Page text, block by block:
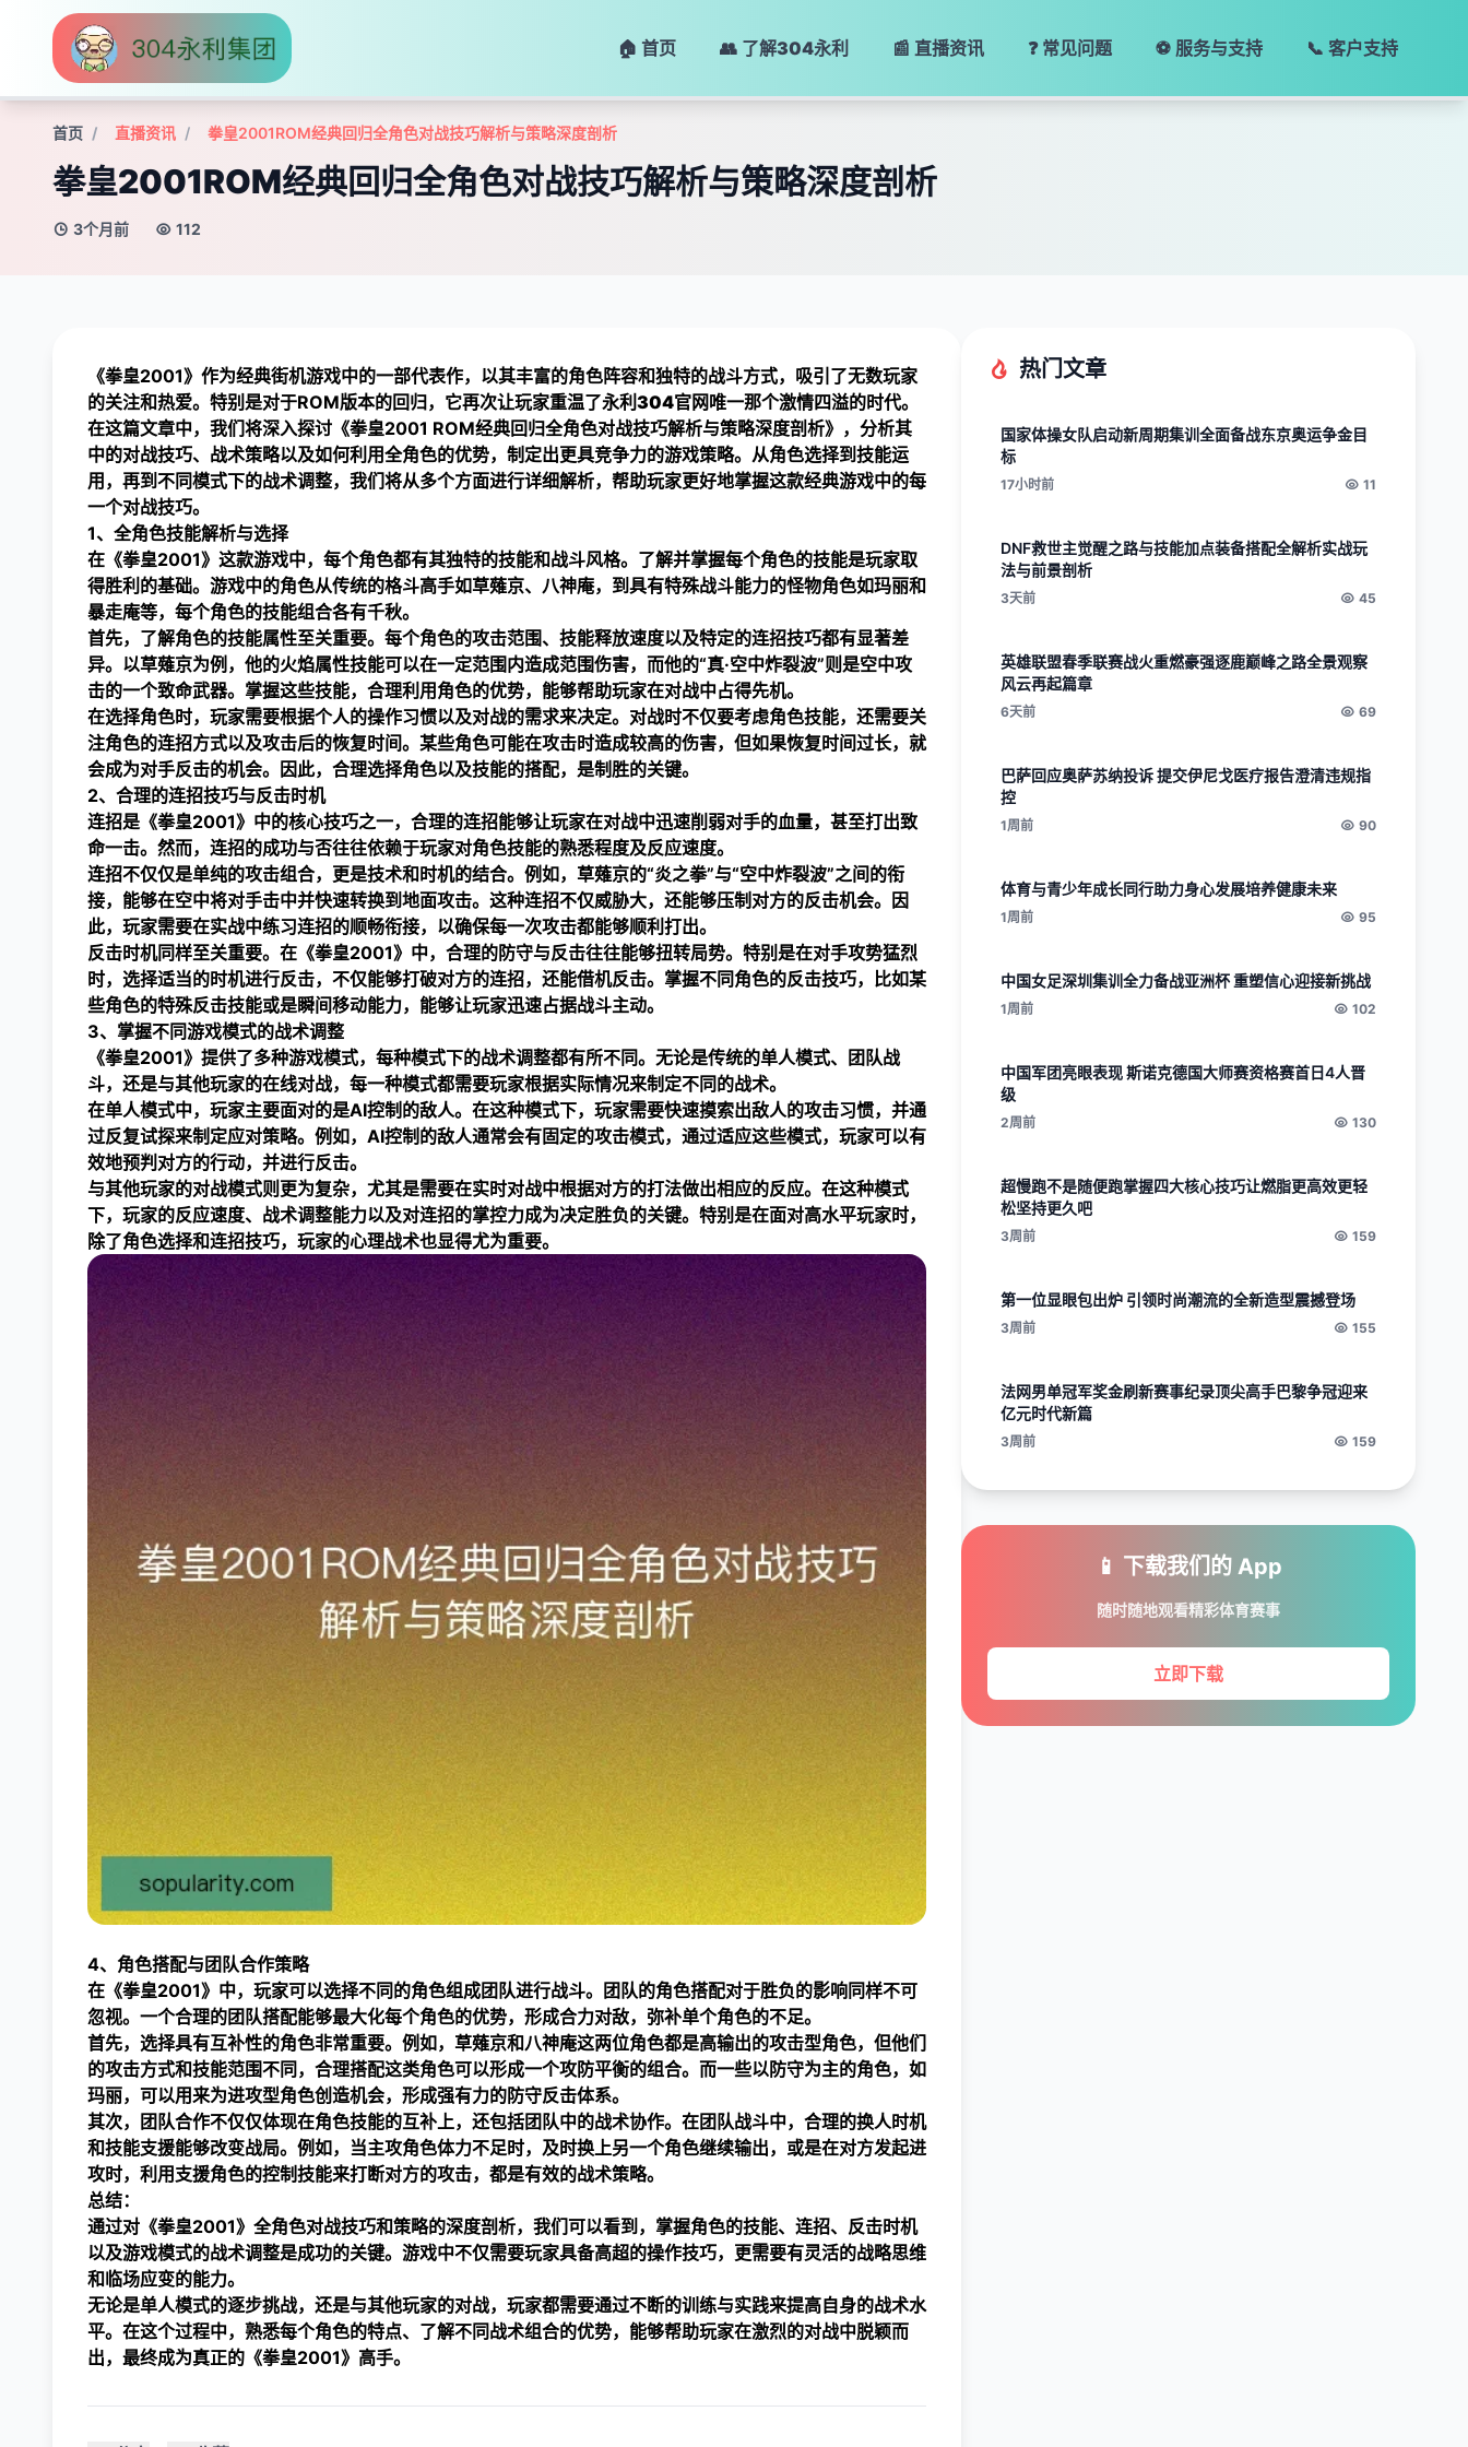
🏠 首页 👥 了解304永利 📰 直播资讯 ❓ 常见问题 ⚽ 服务与支持 📞 客户支持
首页 直播资讯 拳皇2001ROM经典回归全角色对战技巧解析与策略深度剖析
拳皇2001ROM经典回归全角色对战技巧解析与策略深度剖析
3个月前 112
《拳皇2001》作为经典街机游戏中的一部代表作，以其丰富的角色阵容和独特的战斗方式，吸引了无数玩家
的关注和热爱。特别是对于ROM版本的回归，它再次让玩家重温了永利304官网唯一那个激情四溢的时代。
在这篇文章中，我们将深入探讨《拳皇2001 ROM经典回归全角色对战技巧解析与策略深度剖析》，分析其
中的对战技巧、战术策略以及如何利用全角色的优势，制定出更具竞争力的游戏策略。从角色选择到技能运
用，再到不同模式下的战术调整，我们将从多个方面进行详细解析，帮助玩家更好地掌握这款经典游戏中的每
一个对战技巧。
1、全角色技能解析与选择
在《拳皇2001》这款游戏中，每个角色都有其独特的技能和战斗风格。了解并掌握每个角色的技能是玩家取
得胜利的基础。游戏中的角色从传统的格斗高手如草薙京、八神庵，到具有特殊战斗能力的怪物角色如玛丽和
暴走庵等，每个角色的技能组合各有千秋。
首先，了解角色的技能属性至关重要。每个角色的攻击范围、技能释放速度以及特定的连招技巧都有显著差
异。以草薙京为例，他的火焰属性技能可以在一定范围内造成范围伤害，而他的“真·空中炸裂波”则是空中攻
击的一个致命武器。掌握这些技能，合理利用角色的优势，能够帮助玩家在对战中占得先机。
在选择角色时，玩家需要根据个人的操作习惯以及对战的需求来决定。对战时不仅要考虑角色技能，还需要关
注角色的连招方式以及攻击后的恢复时间。某些角色可能在攻击时造成较高的伤害，但如果恢复时间过长，就
会成为对手反击的机会。因此，合理选择角色以及技能的搭配，是制胜的关键。
2、合理的连招技巧与反击时机
连招是《拳皇2001》中的核心技巧之一，合理的连招能够让玩家在对战中迅速削弱对手的血量，甚至打出致
命一击。然而，连招的成功与否往往依赖于玩家对角色技能的熟悉程度及反应速度。
连招不仅仅是单纯的攻击组合，更是技术和时机的结合。例如，草薙京的“炎之拳”与“空中炸裂波”之间的衔
接，能够在空中将对手击中并快速转换到地面攻击。这种连招不仅威胁大，还能够压制对方的反击机会。因
此，玩家需要在实战中练习连招的顺畅衔接，以确保每一次攻击都能够顺利打出。
反击时机同样至关重要。在《拳皇2001》中，合理的防守与反击往往能够扭转局势。特别是在对手攻势猛烈
时，选择适当的时机进行反击，不仅能够打破对方的连招，还能借机反击。掌握不同角色的反击技巧，比如某
些角色的特殊反击技能或是瞬间移动能力，能够让玩家迅速占据战斗主动。
3、掌握不同游戏模式的战术调整
《拳皇2001》提供了多种游戏模式，每种模式下的战术调整都有所不同。无论是传统的单人模式、团队战
斗，还是与其他玩家的在线对战，每一种模式都需要玩家根据实际情况来制定不同的战术。
在单人模式中，玩家主要面对的是AI控制的敌人。在这种模式下，玩家需要快速摸索出敌人的攻击习惯，并通
过反复试探来制定应对策略。例如，AI控制的敌人通常会有固定的攻击模式，通过适应这些模式，玩家可以有
效地预判对方的行动，并进行反击。
与其他玩家的对战模式则更为复杂，尤其是需要在实时对战中根据对方的打法做出相应的反应。在这种模式
下，玩家的反应速度、战术调整能力以及对连招的掌控力成为决定胜负的关键。特别是在面对高水平玩家时，
除了角色选择和连招技巧，玩家的心理战术也显得尤为重要。
4、角色搭配与团队合作策略
在《拳皇2001》中，玩家可以选择不同的角色组成团队进行战斗。团队的角色搭配对于胜负的影响同样不可
忽视。一个合理的团队搭配能够最大化每个角色的优势，形成合力对敌，弥补单个角色的不足。
首先，选择具有互补性的角色非常重要。例如，草薙京和八神庵这两位角色都是高输出的攻击型角色，但他们
的攻击方式和技能范围不同，合理搭配这类角色可以形成一个攻防平衡的组合。而一些以防守为主的角色，如
玛丽，可以用来为进攻型角色创造机会，形成强有力的防守反击体系。
其次，团队合作不仅仅体现在角色技能的互补上，还包括团队中的战术协作。在团队战斗中，合理的换人时机
和技能支援能够改变战局。例如，当主攻角色体力不足时，及时换上另一个角色继续输出，或是在对方发起进
攻时，利用支援角色的控制技能来打断对方的攻击，都是有效的战术策略。
总结：
通过对《拳皇2001》全角色对战技巧和策略的深度剖析，我们可以看到，掌握角色的技能、连招、反击时机
以及游戏模式的战术调整是成功的关键。游戏中不仅需要玩家具备高超的操作技巧，更需要有灵活的战略思维
和临场应变的能力。
无论是单人模式的逐步挑战，还是与其他玩家的对战，玩家都需要通过不断的训练与实践来提高自身的战术水
平。在这个过程中，熟悉每个角色的特点、了解不同战术组合的优势，能够帮助玩家在激烈的对战中脱颖而
出，最终成为真正的《拳皇2001》高手。
热门文章
国家体操女队启动新周期集训全面备战东京奥运争金目
标
17小时前 11
DNF救世主觉醒之路与技能加点装备搭配全解析实战玩
法与前景剖析
3天前 45
英雄联盟春季联赛战火重燃豪强逐鹿巅峰之路全景观察
风云再起篇章
6天前 69
巴萨回应奥萨苏纳投诉 提交伊尼戈医疗报告澄清违规指
控
1周前 90
体育与青少年成长同行助力身心发展培养健康未来
1周前 95
中国女足深圳集训全力备战亚洲杯 重塑信心迎接新挑战
1周前 102
中国军团亮眼表现 斯诺克德国大师赛资格赛首日4人晋
级
2周前 130
超慢跑不是随便跑掌握四大核心技巧让燃脂更高效更轻
松坚持更久吧
3周前 159
第一位显眼包出炉 引领时尚潮流的全新造型震撼登场
3周前 155
法网男单冠军奖金刷新赛事纪录顶尖高手巴黎争冠迎来
亿元时代新篇
3周前 159
📱 下载我们的 App
随时随地观看精彩体育赛事
立即下载